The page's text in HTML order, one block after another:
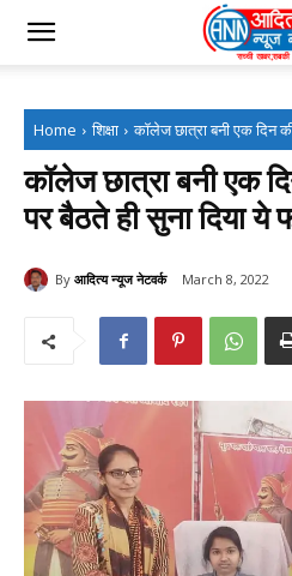
Home शिक्षा कॉलेज छात्रा बनी एक दिन
कॉलेज छात्रा बनी एक
पर बैठते ही सुना दिया ये
By आदित्य न्यूज नेटवर्क March 8, 2022